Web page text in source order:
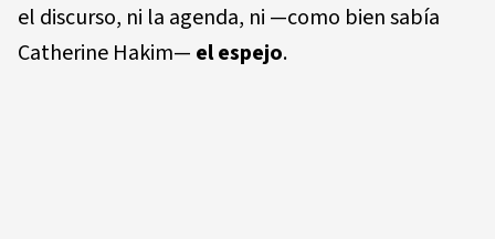
el discurso, ni la agenda, ni —como bien sabía
Catherine Hakim— el espejo.